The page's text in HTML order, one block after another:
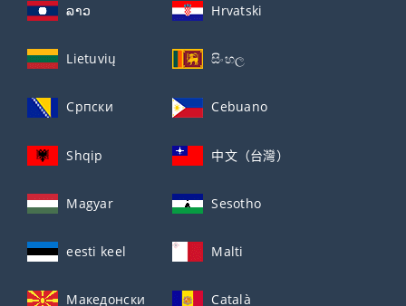
ລາວ Hrvatski
Lietuvių සිංහල
Српски Cebuano
Shqip 中文（台灣）
Magyar Sesotho
eesti keel Malti
Македонски Català